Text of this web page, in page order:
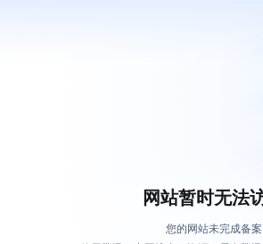
网站暂时无法
您的网站未完成备案